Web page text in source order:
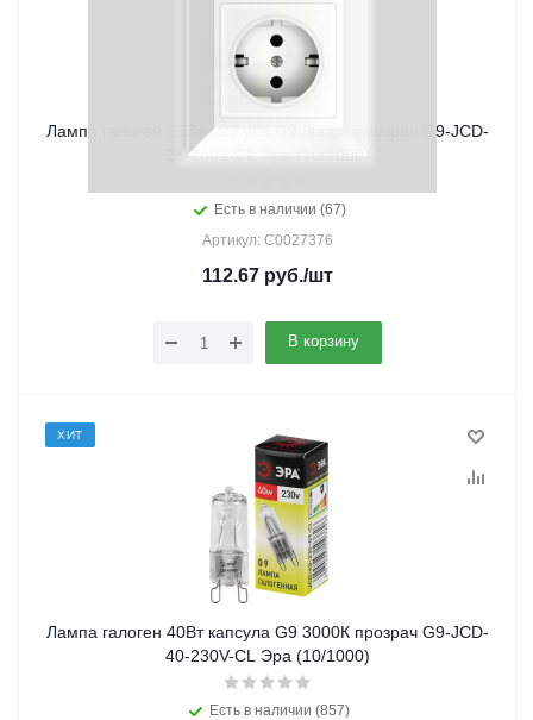
Лампа галоген 25Вт капсула G9 3000К прозрач G9-JCD-
25-230V-CL Эра (10/1000)
Есть в наличии (67)
Артикул: C0027376
112.67 руб./шт
В корзину
ХИТ
Лампа галоген 40Вт капсула G9 3000К прозрач G9-JCD-
40-230V-CL Эра (10/1000)
Есть в наличии (857)